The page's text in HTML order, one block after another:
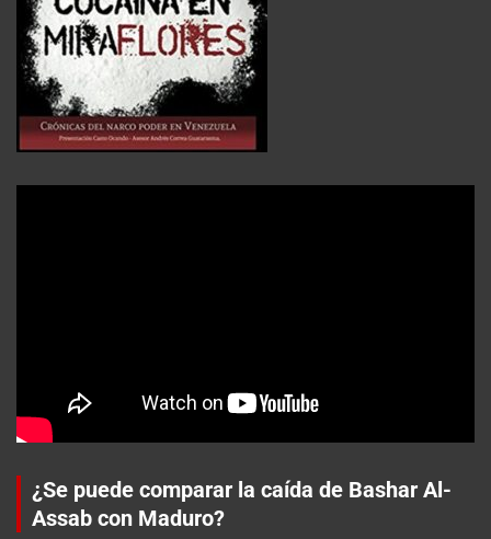
¿Se puede comparar la caída de Bashar Al-
Assab con Maduro?